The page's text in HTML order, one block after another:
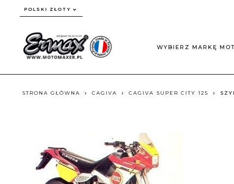
currency_h
POLSKI ZŁOTY
WYBIERZ MARKĘ
STRONA GŁÓWNA CAGIVA CAGIVA SUPER CITY 125